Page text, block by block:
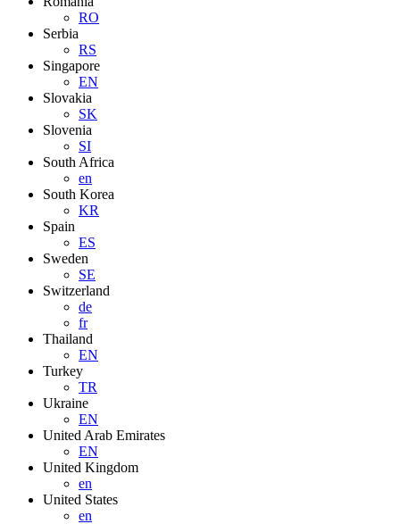
RO
Serbia
RS
Singapore
EN
Slovakia
SK
Slovenia
SI
South Africa
en
South Korea
KR
Spain
ES
Sweden
SE
Switzerland
de
fr
Thailand
EN
Turkey
TR
Ukraine
EN
United Arab Emirates
EN
United Kingdom
en
United States
en